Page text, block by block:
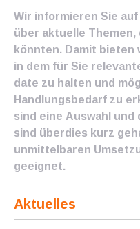
Wir informieren Sie
über aktuelle
könnten. Damit bieten
in dem für Sie
date zu halten und
Handlungsbedarf zu
sind eine Auswahl
sind überdies kurz
unmittelbaren
geeignet.
Aktuelles